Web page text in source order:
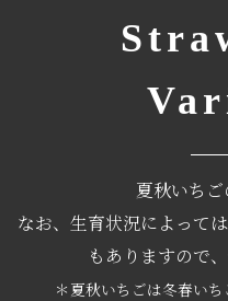
夏秋いちご
なお、生育状況によって
もありますので
＊夏秋いちごは冬春いち